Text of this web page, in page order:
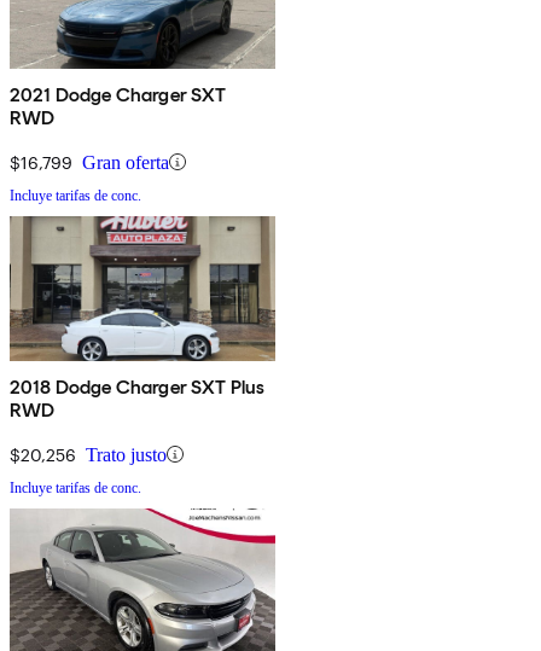
2021 Dodge Charger SXT
RWD
$16,799 Gran oferta
Incluye tarifas de conc.
2018 Dodge Charger SXT Plus
RWD
$20,256 Trato justo
Incluye tarifas de conc.